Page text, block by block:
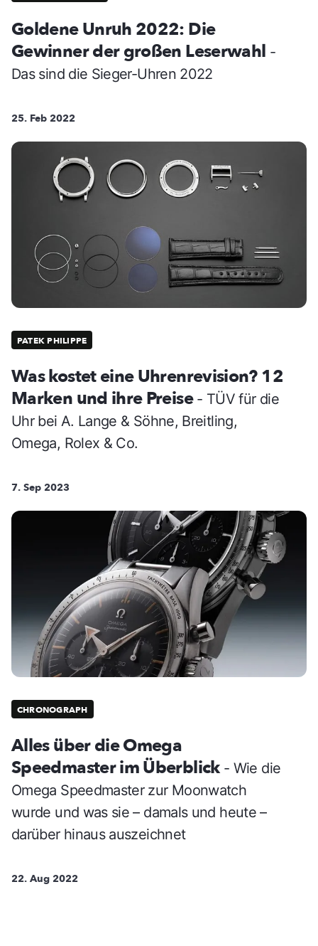
Goldene Unruh 2022: Die
Gewinner der großen Leserwahl -
Das sind die Sieger-Uhren 2022
25. Feb 2022
PATEK PHILIPPE
Was kostet eine Uhrenrevision? 12
Marken und ihre Preise - TÜV für die
Uhr bei A. Lange & Söhne, Breitling,
Omega, Rolex & Co.
7. Sep 2023
CHRONOGRAPH
Alles über die Omega
Speedmaster im Überblick - Wie die
Omega Speedmaster zur Moonwatch
wurde und was sie – damals und heute –
darüber hinaus auszeichnet
22. Aug 2022